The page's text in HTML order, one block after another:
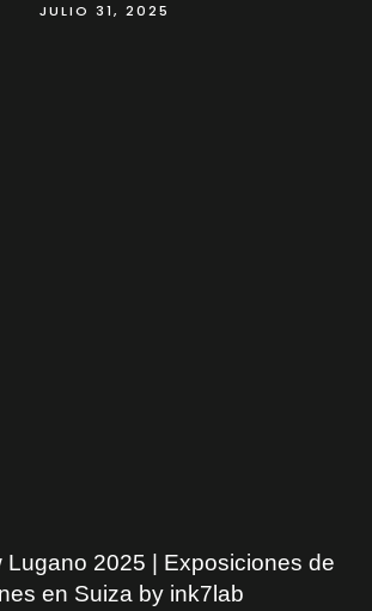
JULIO 31, 2025
Lugano 2025 | Exposiciones de
en Suiza by ink7lab